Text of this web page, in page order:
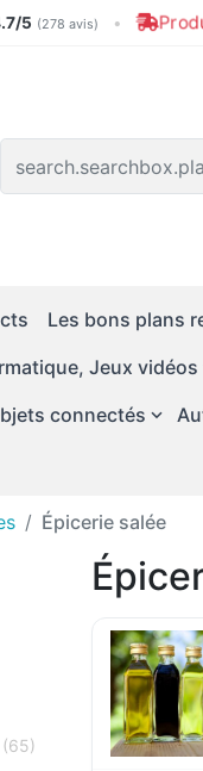
5 (278 avis) •
Les bons plans
Jeux vidéos
connectés
Épicerie salée
(65)